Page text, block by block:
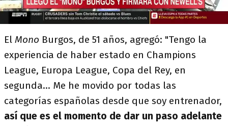
El Mono Burgos, de 51 años, agregó: "Tengo la
experiencia de haber estado en Champions
League, Europa League, Copa del Rey, en
segunda... Me he movido por todas las
categorías españolas desde que soy entrenador,
así que es el momento de dar un paso adelante